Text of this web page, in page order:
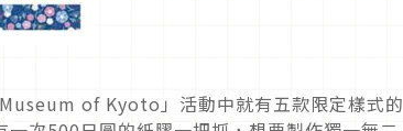
of Kyoto」活動中就有五款限定樣式的